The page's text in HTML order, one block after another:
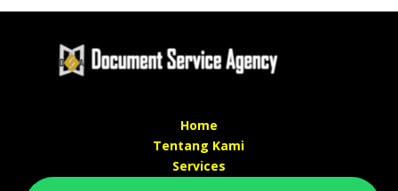
Home
Tentang Kami
Services